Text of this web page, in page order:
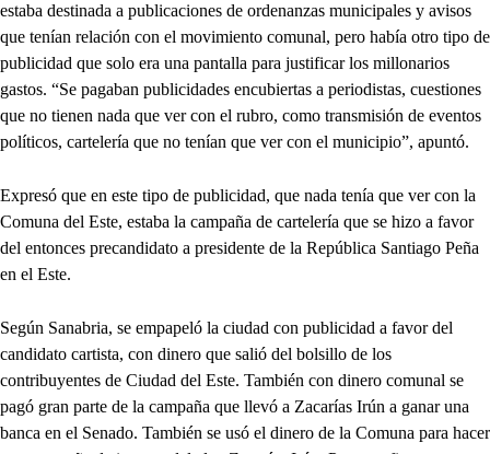
estaba destinada a publicaciones de ordenanzas municipales y avisos
que tenían relación con el movimiento comunal, pero había otro tipo de
publicidad que solo era una pantalla para justificar los millonarios
gastos. “Se pagaban publicidades encubiertas a periodistas, cuestiones
que no tienen nada que ver con el rubro, como transmisión de eventos
políticos, cartelería que no tenían que ver con el municipio”, apuntó.
Expresó que en este tipo de publicidad, que nada tenía que ver con la
Comuna del Este, estaba la campaña de cartelería que se hizo a favor
del entonces precandidato a presidente de la República Santiago Peña
en el Este.
Según Sanabria, se empapeló la ciudad con publicidad a favor del
candidato cartista, con dinero que salió del bolsillo de los
contribuyentes de Ciudad del Este. También con dinero comunal se
pagó gran parte de la campaña que llevó a Zacarías Irún a ganar una
banca en el Senado. También se usó el dinero de la Comuna para hacer